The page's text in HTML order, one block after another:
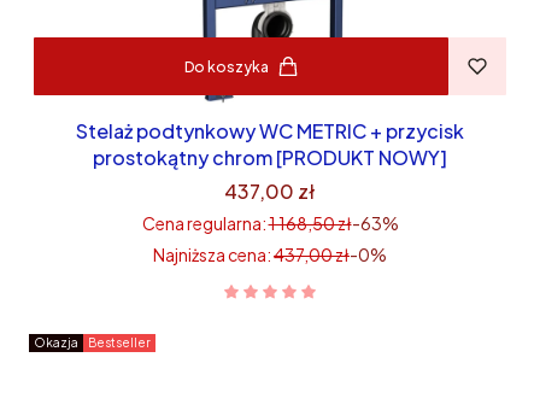
Do koszyka
Stelaż podtynkowy WC METRIC + przycisk
prostokątny chrom [PRODUKT NOWY]
437,00 zł
Cena regularna:1 168,50 zł-63%
Najniższa cena:437,00 zł-0%
Okazja Bestseller